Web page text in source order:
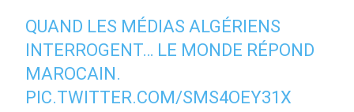
QUAND LES MÉDIAS ALGÉRIENS
INTERROGENT… LE MONDE RÉPOND
MAROCAIN.
PIC.TWITTER.COM/SMS4OEY31X